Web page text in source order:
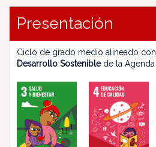
Presentación
Ciclo de grado medio alineado
Desarrollo Sosteniblede la Agenda